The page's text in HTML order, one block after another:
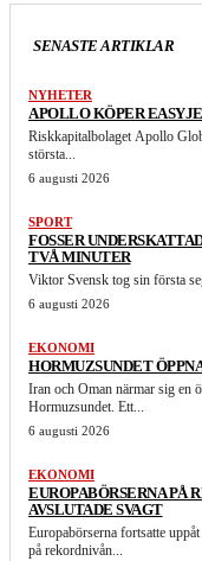
SENASTE ARTIKLAR
NYHETER
APOLLO KÖPER
Riskkapitalbolaget Apollo
största...
6 augusti 2026
SPORT
FOSSER
TVÅ MINUTER
Viktor Svensk tog sin första
6 augusti 2026
EKONOMI
HORMUZSUNDET
Iran och Oman närmar sig en
Hormuzsundet. Ett...
6 augusti 2026
EKONOMI
EUROPABÖRSERNA PÅ
AVSLUTADE SVAGT
Europabörserna fortsatte
på rekordnivån...